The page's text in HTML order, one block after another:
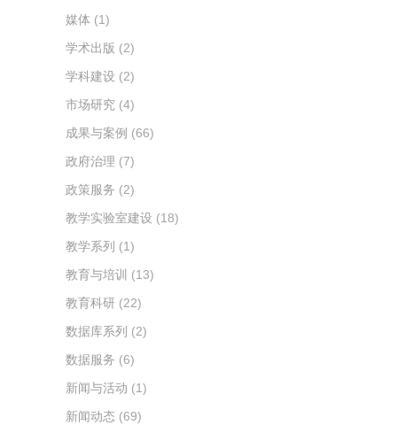
媒体 (1)
学术出版 (2)
学科建设 (2)
市场研究 (4)
成果与案例 (66)
政府治理 (7)
政策服务 (2)
教学实验室建设 (18)
教学系列 (1)
教育与培训 (13)
教育科研 (22)
数据库系列 (2)
数据服务 (6)
新闻与活动 (1)
新闻动态 (69)